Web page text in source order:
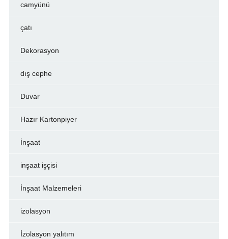
camyünü
çatı
Dekorasyon
dış cephe
Duvar
Hazır Kartonpiyer
İnşaat
inşaat işçisi
İnşaat Malzemeleri
izolasyon
İzolasyon yalıtım